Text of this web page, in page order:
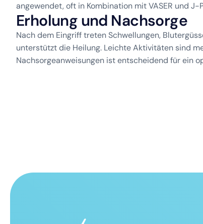
angewendet, oft in Kombination mit VASER und
Erholung und Nachsorge
Nach dem Eingriff treten Schwellungen,
unterstützt die Heilung. Leichte Aktivitäten sind
Nachsorgeanweisungen ist entscheidend für ein